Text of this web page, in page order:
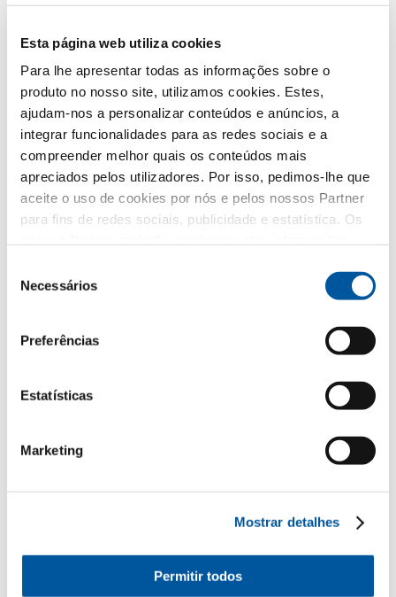
Esta página web utiliza cookies
Para lhe apresentar todas as informações sobre o
produto no nosso site, utilizamos cookies. Estes,
ajudam-nos a personalizar conteúdos e anúncios, a
integrar funcionalidades para as redes sociais e a
compreender melhor quais os conteúdos mais
apreciados pelos utilizadores. Por isso, pedimos-lhe que
aceite o uso de cookies por nós e pelos nossos Partner
para fins de redes sociais, publicidade e estatística. Os
parte da sua utilização do website. Obrigado.
Necessários
Preferências
Estatísticas
Marketing
Mostrar detalhes
Permitir todos
Renovação
Obra nova
A sua mensagem
*Campos obrigatórios
Nome*